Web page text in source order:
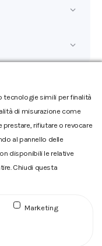
al n.10.029 - Capitale
tecnologie simili per finalità
di misurazione come
rifiutare o revocare
al pannello delle
disponibili le relative
Chiudi questa
Marketing